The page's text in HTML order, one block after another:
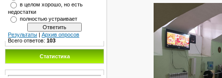
в целом хорошо, но есть
недостатки
полностью устраивает
Результаты | Архив опросов
Всего ответов: 103
Статистика